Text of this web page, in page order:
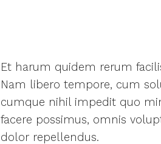
Et harum quidem rerum
Nam libero tempore, cum
cumque nihil impedit quo
facere possimus, omnis
dolor repellendus.